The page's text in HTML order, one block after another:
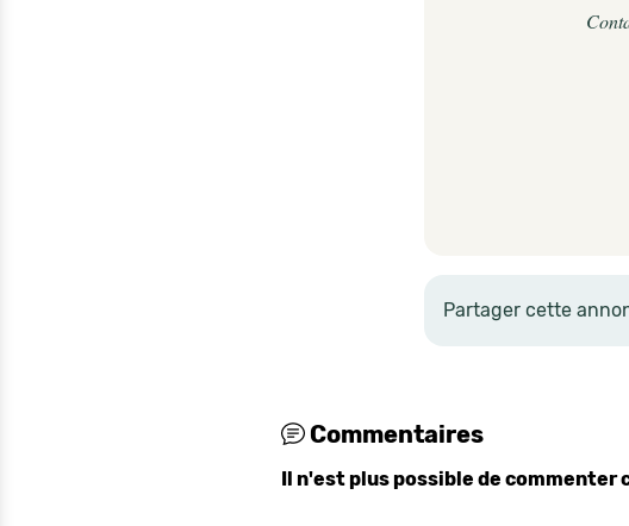
Partager cette
Commentaires
Il n'est plus possible de